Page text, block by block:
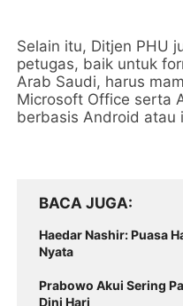
Selain itu, Ditjen PHU
petugas, baik untuk
Arab Saudi, harus
Microsoft Office serta
berbasis Android atau
BACA JUGA
Haedar Nashir: Puasa
Nyata
Prabowo Akui Sering
Dini Hari